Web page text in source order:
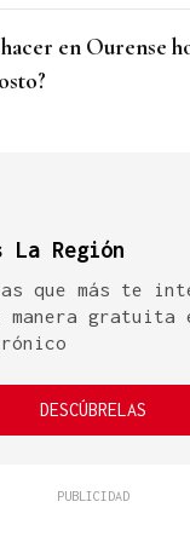
en Ourense
La Región
que más te
manera gratuita
DESCÚBRELAS